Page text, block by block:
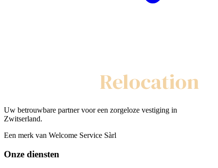
Relocation
Uw betrouwbare partner voor een zorgeloze vestiging in
Zwitserland.
Een merk van Welcome Service Sàrl
Onze diensten